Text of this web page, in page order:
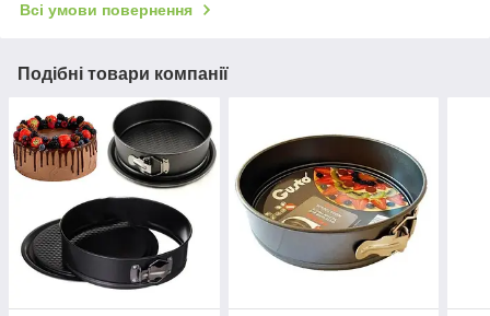
Всі умови повернення
Подібні товари компанії